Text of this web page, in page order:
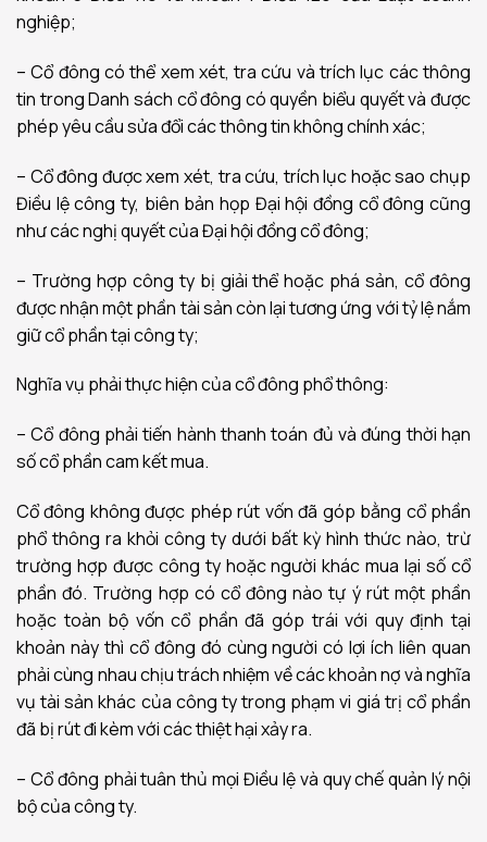
nghiệp;
– Cổ đông có thể xem xét, tra cứu và trích lục các thông
tin trong Danh sách cổ đông có quyền biểu quyết và được
phép yêu cầu sửa đổi các thông tin không chính xác;
– Cổ đông được xem xét, tra cứu, trích lục hoặc sao chụp
Điều lệ công ty, biên bản họp Đại hội đồng cổ đông cũng
như các nghị quyết của Đại hội đồng cổ đông;
– Trường hợp công ty bị giải thể hoặc phá sản, cổ đông
được nhận một phần tài sản còn lại tương ứng với tỷ lệ nắm
giữ cổ phần tại công ty;
Nghĩa vụ phải thực hiện của cổ đông phổ thông:
– Cổ đông phải tiến hành thanh toán đủ và đúng thời hạn
số cổ phần cam kết mua.
Cổ đông không được phép rút vốn đã góp bằng cổ phần
phổ thông ra khỏi công ty dưới bất kỳ hình thức nào, trừ
trường hợp được công ty hoặc người khác mua lại số cổ
phần đó. Trường hợp có cổ đông nào tự ý rút một phần
hoặc toàn bộ vốn cổ phần đã góp trái với quy định tại
khoản này thì cổ đông đó cùng người có lợi ích liên quan
phải cùng nhau chịu trách nhiệm về các khoản nợ và nghĩa
vụ tài sản khác của công ty trong phạm vi giá trị cổ phần
đã bị rút đi kèm với các thiệt hại xảy ra.
– Cổ đông phải tuân thủ mọi Điều lệ và quy chế quản lý nội
bộ của công ty.